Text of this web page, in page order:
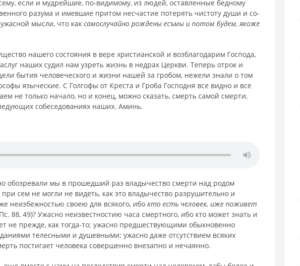
если и мудрейшие, по-видимому, из людей, оставленные бедному
ра­зума и имевшие притом несчастие потерять чистоту души и со­
мысли, что как самослучайно рож­дены есъмы и потом будем, якоже
нашего состояния в вере христи­анской и возблагодарим Господа,
наших судил нам узреть жизнь в недрах Церкви. Теперь отрок и
бытия человеческого и жизни нашей за гробом, нежели знали о том
языче­ские. С Голгофы от Креста и Гроба Господня все видно и все
не только начало, но и конец, можно сказать, смерть самой смерти,
собеседованиях наших. Аминь.
обозревали мы в прошедший раз владычество смерти над родом
сем не могли не видеть, как это владычество разрушительно и
неизбежностью своею для всякого, ибо кто есть человек, иже поживет
88, 49)? Ужасно неизвестностию часа смертного, ибо кто может знать и
не прежде, как тогда-то; ужасно предшествующими обыкновенно
телесными и душевными; ужасно даже отсут­ствием всяких
постигает человека совершенно внезапно и нечаянно.